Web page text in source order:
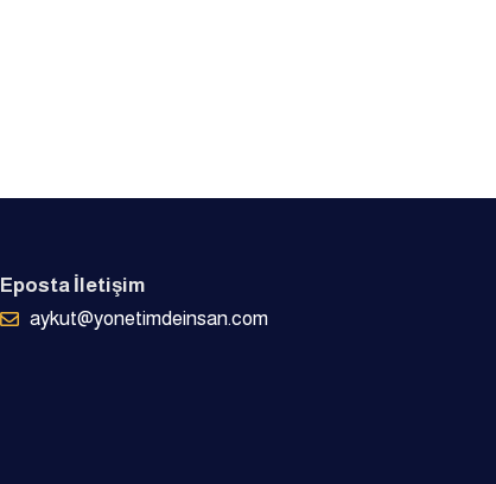
Eposta İletişim
aykut@yonetimdeinsan.com